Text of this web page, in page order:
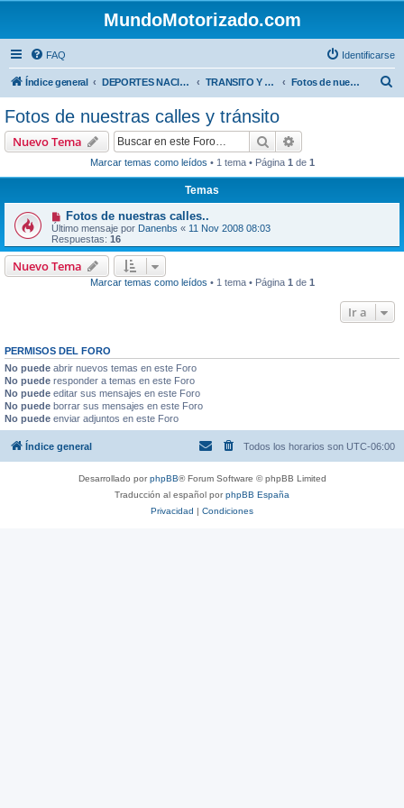
MundoMotorizado.com
FAQ Identificarse
Índice general DEPORTES NACIONALES TRANSITO Y OBRAS PUBLICAS COSTA RICA Fotos de nuestras calles y tránsito
Fotos de nuestras calles y tránsito
Nuevo Tema Buscar
Marcar temas como leídos • 1 tema • Página 1 de 1
Temas
Fotos de nuestras calles..
Último mensaje por Danenbs « 11 Nov 2008 08:03
Respuestas: 16
Nuevo Tema
Marcar temas como leídos • 1 tema • Página 1 de 1
Ir a
PERMISOS DEL FORO
No puede abrir nuevos temas en este Foro
No puede responder a temas en este Foro
No puede editar sus mensajes en este Foro
No puede borrar sus mensajes en este Foro
No puede enviar adjuntos en este Foro
Índice general Todos los horarios son UTC-06:00
Desarrollado porphpBB® Forum Software © phpBB Limited
Traducción al español porphpBB España
Privacidad | Condiciones